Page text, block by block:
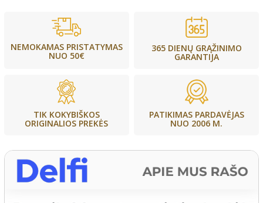
NEMOKAMAS PRISTATYMAS
NUO 50€
365 DIENŲ GRĄŽINIMO
GARANTIJA
TIK KOKYBIŠKOS
ORIGINALIOS PREKĖS
PATIKIMAS PARDAVĖJAS
NUO 2006 M.